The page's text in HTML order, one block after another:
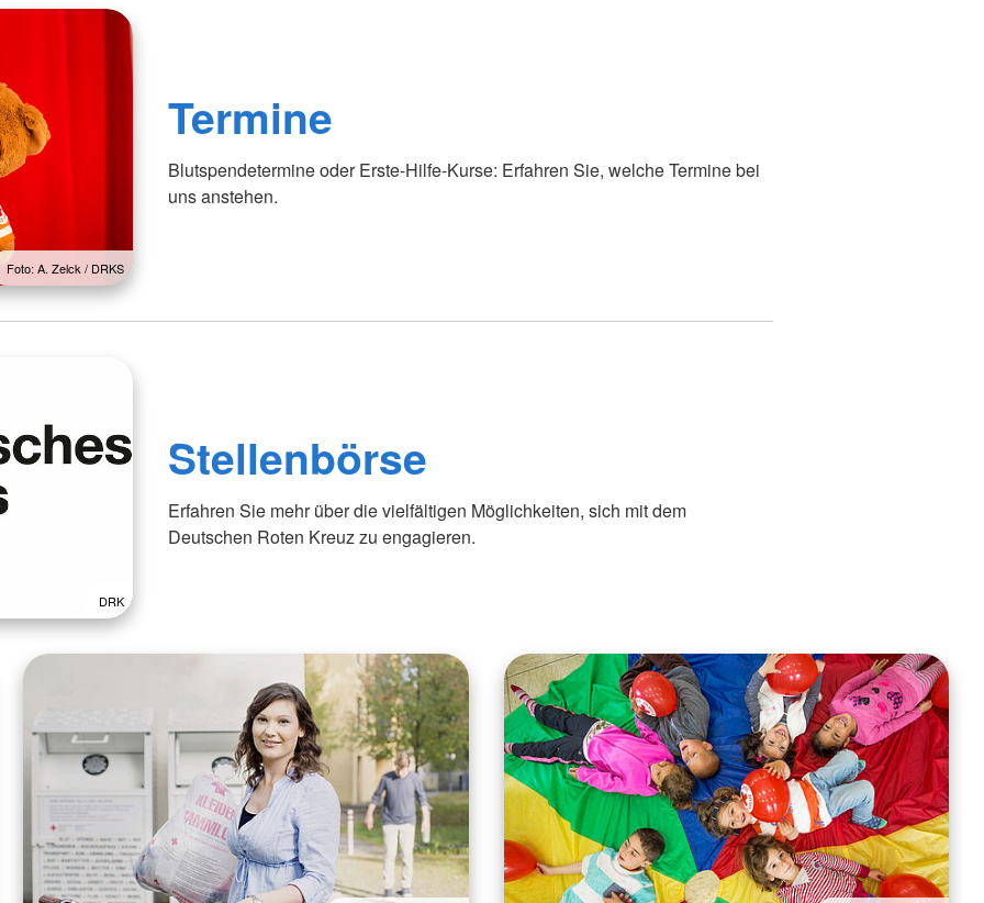
Foto: A. Zelck / DRKS
Termine
Blutspendetermine oder Erste-Hilfe-Kurse: Erfahren Sie, welche Termine bei
uns anstehen.
DRK
Stellenbörse
Erfahren Sie mehr über die vielfältigen Möglichkeiten, sich mit dem
Deutschen Roten Kreuz zu engagieren.